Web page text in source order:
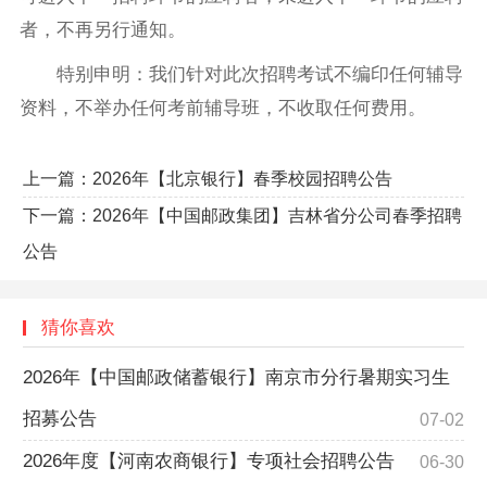
者，不再另行通知。
特别申明：我们针对此次招聘考试不编印任何辅导
资料，不举办任何考前辅导班，不收取任何费用。
上一篇： 2026年【北京银行】春季校园招聘公告
下一篇： 2026年【中国邮政集团】吉林省分公司春季招聘
公告
猜你喜欢
2026年【中国邮政储蓄银行】南京市分行暑期实习生
招募公告
07-02
2026年度【河南农商银行】专项社会招聘公告 06-30